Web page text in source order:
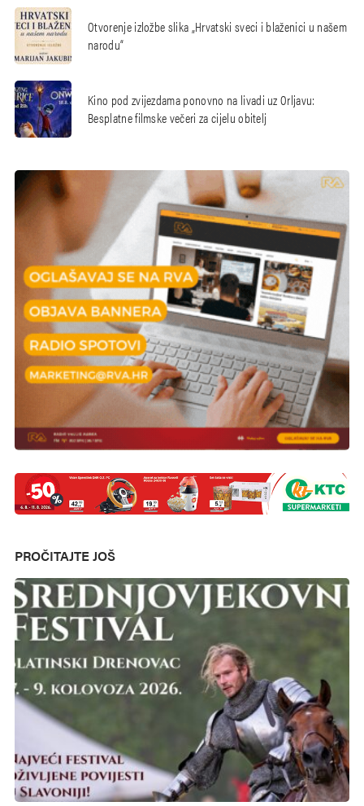
Otvorenje izložbe slika „Hrvatski sveci i blaženici u našem
narodu“
Kino pod zvijezdama ponovno na livadi uz Orljavu:
Besplatne filmske večeri za cijelu obitelj
PROČITAJTE JOŠ